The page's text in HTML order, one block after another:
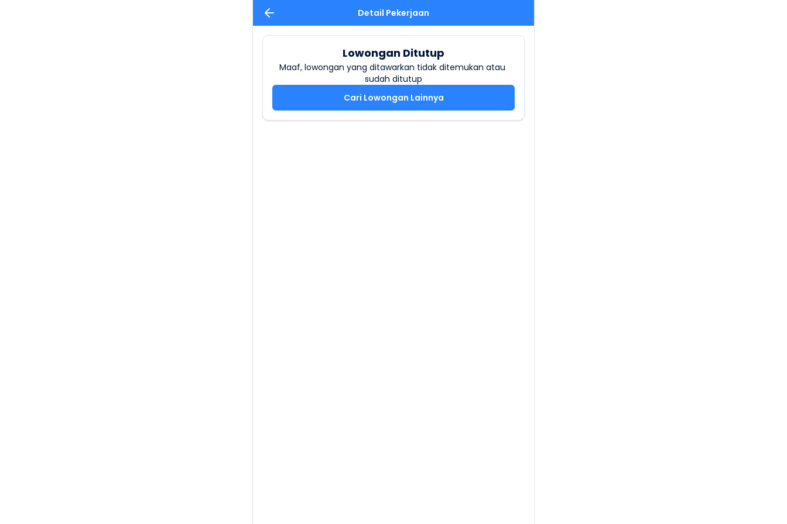
Detail Pekerjaan
Lowongan Ditutup
Maaf, lowongan yang ditawarkan tidak ditemukan atau
sudah ditutup
Cari Lowongan Lainnya